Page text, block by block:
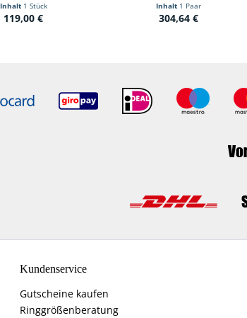
Inhalt 1 Stück
119,00 €
Inhalt 1 Paar
304,64 €
Kundenservice
Gutscheine kaufen
Ringgrößenberatung